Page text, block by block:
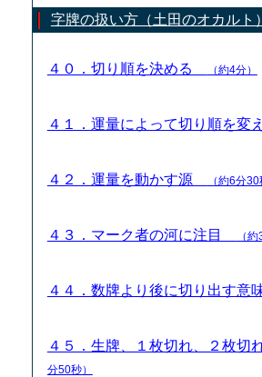
字牌の扱い方（土田のオカルト）
４０．切り順を決める （約4分）
４１．運量によって切り順を変
４２．運量を動かす源 （約6分30
４３．マーク者の河に注目 （
４４．数牌より後に切り出す意
４５．生牌、１枚切れ、２枚切
分50秒）